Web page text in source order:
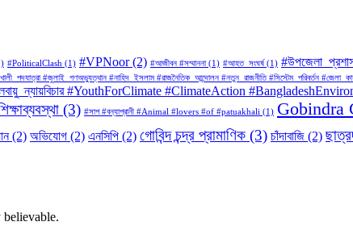
#PoliticalClash (1) #VPNoor(2) #আজীবন #সম্মাননা (1) #আহত_সংঘর্ষ (1)
#জুলাই_গণঅভ্যুত্থান #নাহিদ_ইসলাম #রাজনৈতিক_আন্দোলন #নতুন_রাজনীতি #সিস্টেম_পরিবর্তন
#YouthForClimate #ClimateAction
(3) #সাপ #বন্যাপ্রানী #Animal #lovers #of #patuakhali (1) Gobindra
(2) অভিযোগ (2) এনসিপি (2) গোবিন্দ চন্দ্র প্রামাণিক (3) চাঁদাবাজি (2)